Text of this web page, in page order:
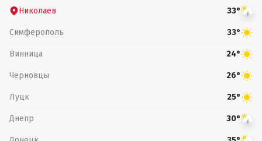
Николаев 33°
Симферополь 33°
Винница 24°
Черновцы 26°
Луцк 25°
Днепр 30°